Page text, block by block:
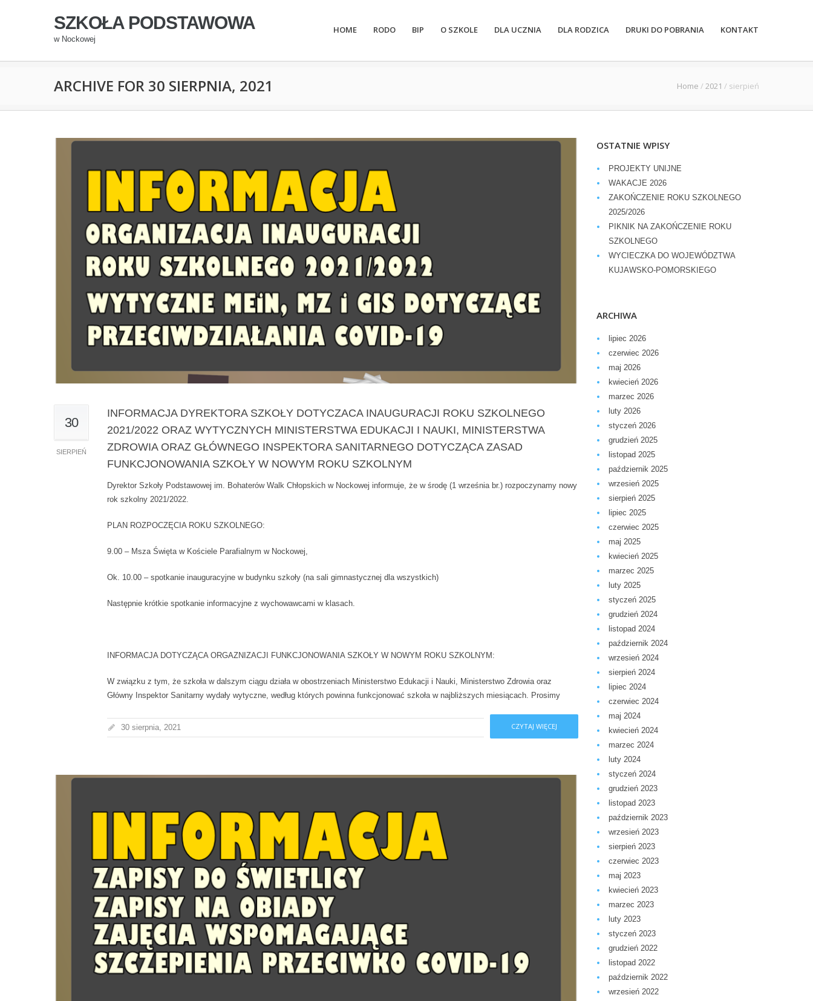
SZKOŁA PODSTAWOWA
w Nockowej
HOME RODO BIP O SZKOLE DLA UCZNIA DLA RODZICA DRUKI DO POBRANIA KONTAKT
ARCHIVE FOR 30 SIERPNIA, 2021 Home / 2021 / sierpień
30
SIERPIEŃ
INFORMACJA DYREKTORA SZKOŁY DOTYCZACA INAUGURACJI ROKU SZKOLNEGO
2021/2022 ORAZ WYTYCZNYCH MINISTERSTWA EDUKACJI I NAUKI, MINISTERSTWA
ZDROWIA ORAZ GŁÓWNEGO INSPEKTORA SANITARNEGO DOTYCZĄCA ZASAD
FUNKCJONOWANIA SZKOŁY W NOWYM ROKU SZKOLNYM
Dyrektor Szkoły Podstawowej im. Bohaterów Walk Chłopskich w Nockowej informuje, że w środę (1 września br.) rozpoczynamy nowy
rok szkolny 2021/2022.
PLAN ROZPOCZĘCIA ROKU SZKOLNEGO:
9.00 – Msza Święta w Kościele Parafialnym w Nockowej,
Ok. 10.00 – spotkanie inauguracyjne w budynku szkoły (na sali gimnastycznej dla wszystkich)
Następnie krótkie spotkanie informacyjne z wychowawcami w klasach.
INFORMACJA DOTYCZĄCA ORGAZNIZACJI FUNKCJONOWANIA SZKOŁY W NOWYM ROKU SZKOLNYM:
W związku z tym, że szkoła w dalszym ciągu działa w obostrzeniach Ministerstwo Edukacji i Nauki, Ministerstwo Zdrowia oraz
Główny Inspektor Sanitarny wydały wytyczne, według których powinna funkcjonować szkoła w najbliższych miesiącach. Prosimy
CZYTAJ WIĘCEJ
30 sierpnia, 2021
OSTATNIE WPISY
PROJEKTY UNIJNE
WAKACJE 2026
ZAKOŃCZENIE ROKU SZKOLNEGO
2025/2026
PIKNIK NA ZAKOŃCZENIE ROKU
SZKOLNEGO
WYCIECZKA DO WOJEWÓDZTWA
KUJAWSKO-POMORSKIEGO
ARCHIWA
lipiec 2026
czerwiec 2026
maj 2026
kwiecień 2026
marzec 2026
luty 2026
styczeń 2026
grudzień 2025
listopad 2025
październik 2025
wrzesień 2025
sierpień 2025
lipiec 2025
czerwiec 2025
maj 2025
kwiecień 2025
marzec 2025
luty 2025
styczeń 2025
grudzień 2024
listopad 2024
październik 2024
wrzesień 2024
sierpień 2024
lipiec 2024
czerwiec 2024
maj 2024
kwiecień 2024
marzec 2024
luty 2024
styczeń 2024
grudzień 2023
listopad 2023
październik 2023
wrzesień 2023
sierpień 2023
czerwiec 2023
maj 2023
kwiecień 2023
marzec 2023
luty 2023
styczeń 2023
grudzień 2022
listopad 2022
październik 2022
wrzesień 2022